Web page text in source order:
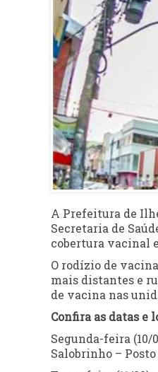
A Prefeitura de
Secretaria de
cobertura vacinal
O rodízio de
mais distantes e
de vacina nas
Confira as datas e
Segunda-feira (10/
Salobrinho –